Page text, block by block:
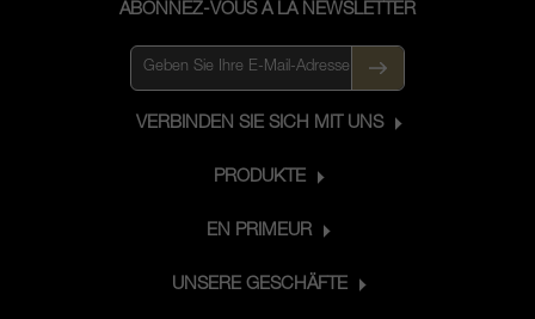
ABONNEZ-VOUS À LA NEWSLETTER
VERBINDEN SIE SICH MIT UNS
PRODUKTE
EN PRIMEUR
UNSERE GESCHÄFTE